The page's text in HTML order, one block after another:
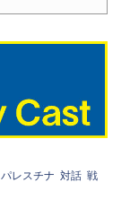
パレスチナ 対話 戦